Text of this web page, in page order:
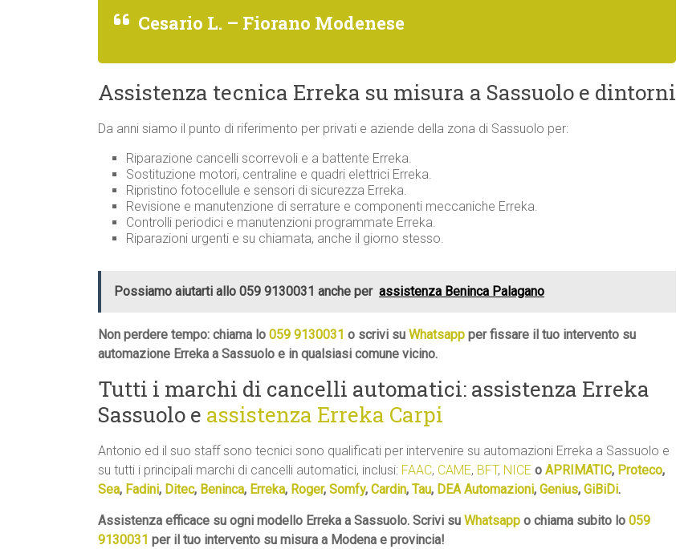
Cesario L. – Fiorano Modenese
Assistenza tecnica Erreka su misura a Sassuolo e dintorni
Da anni siamo il punto di riferimento per privati e aziende della zona di Sassuolo per:
Riparazione cancelli scorrevoli e a battente Erreka.
Sostituzione motori, centraline e quadri elettrici Erreka.
Ripristino fotocellule e sensori di sicurezza Erreka.
Revisione e manutenzione di serrature e componenti meccaniche Erreka.
Controlli periodici e manutenzioni programmate Erreka.
Riparazioni urgenti e su chiamata, anche il giorno stesso.
Possiamo aiutarti allo 059 9130031 anche per assistenza Beninca Palagano
Non perdere tempo: chiama lo 059 9130031 o scrivi su Whatsapp per fissare il tuo intervento su
automazione Erreka a Sassuolo e in qualsiasi comune vicino.
Tutti i marchi di cancelli automatici: assistenza Erreka
Sassuolo e assistenza Erreka Carpi
Antonio ed il suo staff sono tecnici sono qualificati per intervenire su automazioni Erreka a Sassuolo e
su tutti i principali marchi di cancelli automatici, inclusi: FAAC, CAME, BFT, NICE o APRIMATIC, Proteco,
Sea, Fadini, Ditec, Beninca, Erreka, Roger, Somfy, Cardin, Tau, DEA Automazioni, Genius, GiBiDi.
Assistenza efficace su ogni modello Erreka a Sassuolo. Scrivi su Whatsapp o chiama subito lo 059
9130031 per il tuo intervento su misura a Modena e provincia!